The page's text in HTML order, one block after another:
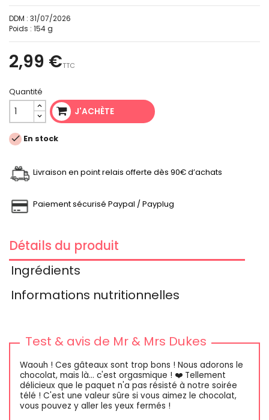
DDM : 31/07/2026
Poids : 154 g
2,99 €TTC
Quantité
J'ACHÈTE
 En stock
Livraison en point relais offerte dès 90€ d’achats
Paiement sécurisé Paypal / Payplug
Détails du produit
Ingrédients
Informations nutritionnelles
Test & avis de Mr & Mrs Dukes
Waouh ! Ces gâteaux sont trop bons ! Nous adorons le
chocolat, mais là... c'est orgasmique ! ❤️ Tellement
délicieux que le paquet n'a pas résisté à notre soirée
télé ! C'est une valeur sûre si vous aimez le chocolat,
vous pouvez y aller les yeux fermés !